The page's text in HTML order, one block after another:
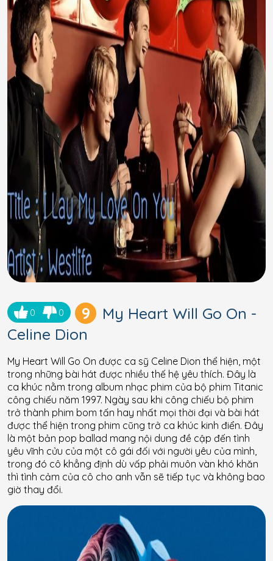
0 0 9
My Heart Will Go On -
Celine Dion
My Heart Will Go On được ca sỹ Celine Dion thể hiện, một
trong những bài hát được nhiều thế hệ yêu thích. Đây là
ca khúc nằm trong album nhạc phim của bộ phim Titanic
công chiếu năm 1997. Ngày sau khi công chiếu bộ phim
trở thành phim bom tấn hay nhất mọi thời đại và bài hát
được thể hiện trong phim cũng trở ca khúc kinh điển. Đây
là một bản pop ballad mang nội dung đề cập đến tình
yêu vĩnh cửu của một cô gái đối với người yêu của mình,
trong đó cô khẳng định dù vấp phải muôn vàn khó khăn
thì tình cảm của cô cho anh vẫn sẽ tiếp tục và không bao
giờ thay đổi.